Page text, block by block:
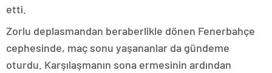
etti.
Zorlu deplasmandan beraberlikle dönen Fenerbahçe
cephesinde, maç sonu yaşananlar da gündeme
oturdu. Karşılaşmanın sona ermesinin ardından